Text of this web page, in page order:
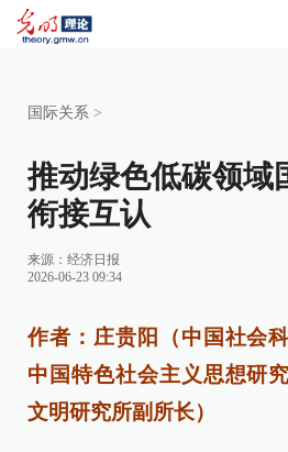
国际关系 >
推动绿色低碳领域
衔接互认
来源： 经济日报
2026-06-23 09:34
作者：庄贵阳（中国社会
中国特色社会主义思想研
文明研究所副所长）